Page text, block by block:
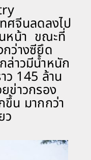
ศจีนลดลงไป
นหน้า ขณะที่
ว่างซียึด
ล่าวมีน้ำหนัก
ว 145 ล้าน
ข่าวกรอง
ขึ้น มากกว่า
ว